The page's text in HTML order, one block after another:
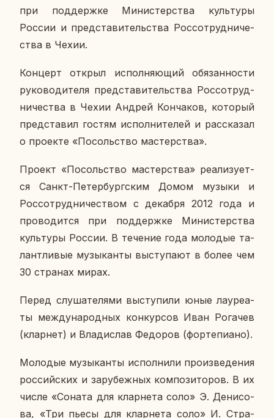
при под­держ­ке Ми­ни­стер­ства куль­ту­ры
России и пред­ста­ви­тель­ства Рос­со­труд­ни­че­
ства в Чехии.
Кон­церт открыл ис­пол­ня­ю­щий обя­зан­но­сти
ру­ко­во­ди­те­ля пред­ста­ви­тель­ства Рос­со­труд­
ни­че­ства в Чехии Андрей Кон­ча­ков, ко­то­рый
пред­ста­вил гостям ис­пол­ни­те­лей и рас­ска­зал
о про­ек­те «По­соль­ство ма­стер­ства».
Проект «По­соль­ство ма­стер­ства» ре­а­ли­зу­ет­
ся Санкт-Пе­тер­бург­ским Домом музыки и
Рос­со­труд­ни­че­ством с де­каб­ря 2012 года и
про­во­дит­ся при под­держ­ке Ми­ни­стер­ства
куль­ту­ры России. В те­че­ние года мо­ло­дые та­
лант­ли­вые му­зы­кан­ты вы­сту­па­ют в более чем
30 стра­нах мирах.
Перед слу­ша­те­ля­ми вы­сту­пи­ли юные ла­у­ре­а­
ты меж­ду­на­род­ных кон­кур­сов Иван Ро­га­чев
(клар­нет) и Вла­ди­слав Фе­до­ров (фор­те­пи­а­но).
Мо­ло­дые му­зы­кан­ты ис­пол­ни­ли про­из­ве­де­ния
рос­сий­ских и за­ру­беж­ных ком­по­зи­то­ров. В их
числе «Соната для клар­не­та соло» Э. Де­ни­со­
ва, «Три пьесы для клар­не­та соло» И. Стра­